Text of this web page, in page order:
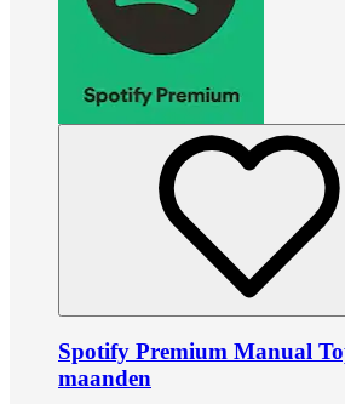
Spotify Premium Manual
maanden